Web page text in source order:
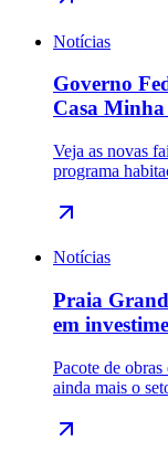
Notícias
Governo
Casa
Veja as novas
programa
Notícias
Praia
em
Pacote de
ainda mais o